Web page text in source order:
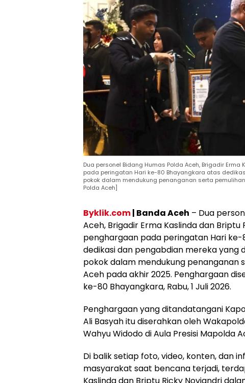
Dua personel Bidang Humas Polda Aceh, Brigadir
pada peringatan Hari ke-80 Bhayangkara atas
pokok dalam mendukung penanganan serta
Polda Aceh]
Byklik.com| Banda Aceh – Dua
Aceh, Brigadir Erma Kaslinda dan
penghargaan pada peringatan Hari
dedikasi dan pengabdian mereka yang
pokok dalam mendukung penanganan
Aceh pada akhir 2025. Penghargaan
ke-80 Bhayangkara, Rabu, 1 Juli 2026.
Penghargaan yang ditandatangani
Ali Basyah itu diserahkan oleh
Wahyu Widodo di Aula Presisi Mapolda
Di balik setiap foto, video, konten, dan
masyarakat saat bencana terjadi,